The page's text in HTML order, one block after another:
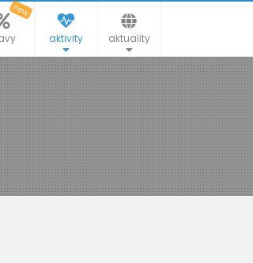
new
aktivity aktuality